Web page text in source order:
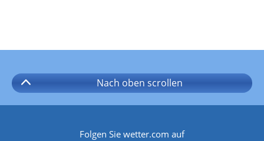
Nach oben scrollen
Folgen Sie wetter.com auf